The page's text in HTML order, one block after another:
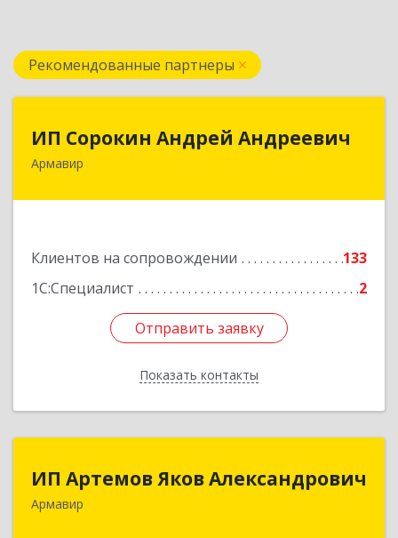
Рекомендованные партнеры
ИП Сорокин Андрей Андреевич
Армавир
Клиентов на сопровождении
133
1С:Специалист
2
Отправить заявку
Показать контакты
ИП Сорокин Андрей Андреевич
Отправить заявку
Назад
ИП Артемов Яков Александрович
Армавир